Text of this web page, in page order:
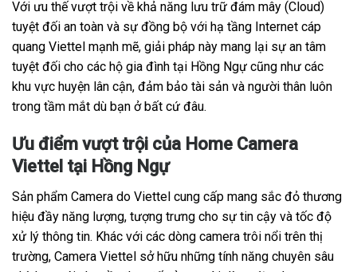
Với ưu thế vượt trội về khả năng lưu trữ đám mây (Cloud)
tuyệt đối an toàn và sự đồng bộ với hạ tầng Internet cáp
quang Viettel mạnh mẽ, giải pháp này mang lại sự an tâm
tuyệt đối cho các hộ gia đình tại Hồng Ngự cũng như các
khu vực huyện lân cận, đảm bảo tài sản và người thân luôn
trong tầm mắt dù bạn ở bất cứ đâu.
Ưu điểm vượt trội của Home Camera
Viettel tại Hồng Ngự
Sản phẩm Camera do Viettel cung cấp mang sắc đỏ thương
hiệu đầy năng lượng, tượng trưng cho sự tin cậy và tốc độ
xử lý thông tin. Khác với các dòng camera trôi nổi trên thị
trường, Camera Viettel sở hữu những tính năng chuyên sâu